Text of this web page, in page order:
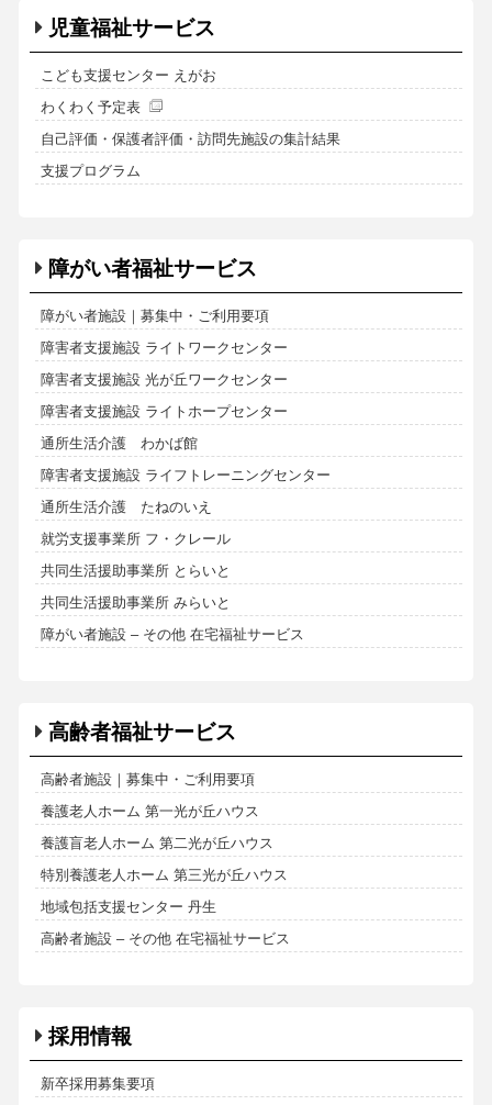
児童福祉サービス
こども支援センター えがお
わくわく予定表
自己評価・保護者評価・訪問先施設の集計結果
支援プログラム
障がい者福祉サービス
障がい者施設｜募集中・ご利用要項
障害者支援施設 ライトワークセンター
障害者支援施設 光が丘ワークセンター
障害者支援施設 ライトホープセンター
通所生活介護 わかば館
障害者支援施設 ライフトレーニングセンター
通所生活介護 たねのいえ
就労支援事業所 フ・クレール
共同生活援助事業所 とらいと
共同生活援助事業所 みらいと
障がい者施設 – その他 在宅福祉サービス
高齢者福祉サービス
高齢者施設｜募集中・ご利用要項
養護老人ホーム 第一光が丘ハウス
養護盲老人ホーム 第二光が丘ハウス
特別養護老人ホーム 第三光が丘ハウス
地域包括支援センター 丹生
高齢者施設 – その他 在宅福祉サービス
採用情報
新卒採用募集要項